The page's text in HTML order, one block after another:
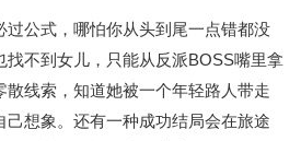
过公式，哪怕你从头到尾一点错都没
找不到女儿，只能从反派BOSS嘴里拿
散线索，知道她被一个年轻路人带走
己想象。还有一种成功结局会在旅途